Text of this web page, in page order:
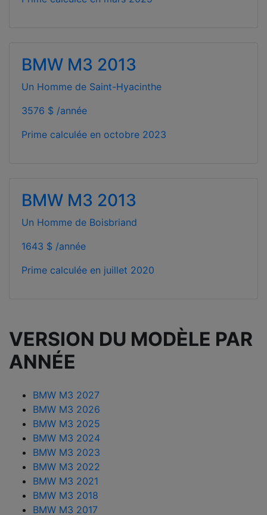
BMW M3 2013
Un Homme de Saint-Hyacinthe
3576 $ /année
Prime calculée en octobre 2023
BMW M3 2013
Un Homme de Boisbriand
1643 $ /année
Prime calculée en juillet 2020
VERSION DU MODÈLE PAR
ANNÉE
BMW M3 2027
BMW M3 2026
BMW M3 2025
BMW M3 2024
BMW M3 2023
BMW M3 2022
BMW M3 2021
BMW M3 2018
BMW M3 2017